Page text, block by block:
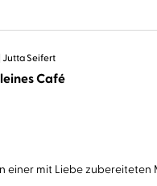
Jutta Seifert
Café
einer mit Liebe zubereiteten